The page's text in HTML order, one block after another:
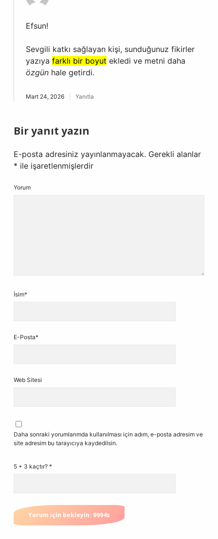
Efsun!
Sevgili katkı sağlayan kişi, sunduğunuz fikirler
yazıya farklı bir boyut ekledi ve metni daha
özgün hale getirdi.
Mart 24, 2026 Yanıtla
Bir yanıt yazın
E-posta adresiniz yayınlanmayacak. Gerekli alanlar
* ile işaretlenmişlerdir
Yorum
İsim*
E-Posta*
Web Sitesi
Daha sonraki yorumlarımda kullanılması için adım, e-posta adresim ve
site adresim bu tarayıcıya kaydedilsin.
5 + 3 kaçtır? *